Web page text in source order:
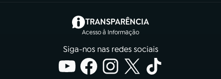
TRANSPARÊNCIA
Acesso à Informação
(abre em nova aba)
Siga-nos nas redes sociais